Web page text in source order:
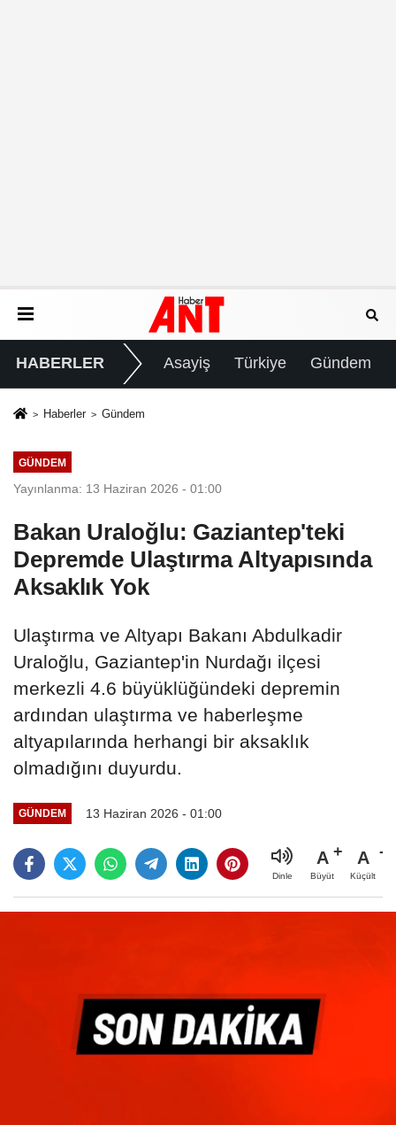
HABERLER Asayiş Türkiye Gündem
Haberler Gündem
GÜNDEM
Yayınlanma: 13 Haziran 2026 - 01:00
Bakan Uraloğlu: Gaziantep'teki
Depremde Ulaştırma Altyapısında
Aksaklık Yok
Ulaştırma ve Altyapı Bakanı Abdulkadir
Uraloğlu, Gaziantep'in Nurdağı ilçesi
merkezli 4.6 büyüklüğündeki depremin
ardından ulaştırma ve haberleşme
altyapılarında herhangi bir aksaklık
olmadığını duyurdu.
GÜNDEM 13 Haziran 2026 - 01:00
Dinle
A
Büyüt
A
Küçült